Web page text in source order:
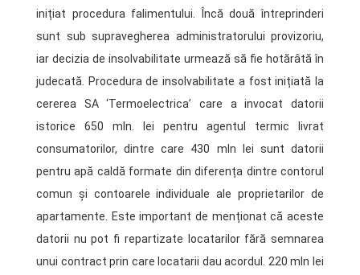
inițiat procedura falimentului. Încă două întreprinderi
sunt sub supravegherea administratorului provizoriu,
iar decizia de insolvabilitate urmează să fie hotărâtă în
judecată. Procedura de insolvabilitate a fost inițiată la
cererea SA ‘Termoelectrica’ care a invocat datorii
istorice 650 mln. lei pentru agentul termic livrat
consumatorilor, dintre care 430 mln lei sunt datorii
pentru apă caldă formate din diferența dintre contorul
comun și contoarele individuale ale proprietarilor de
apartamente. Este important de menționat că aceste
datorii nu pot fi repartizate locatarilor fără semnarea
unui contract prin care locatarii dau acordul. 220 mln lei